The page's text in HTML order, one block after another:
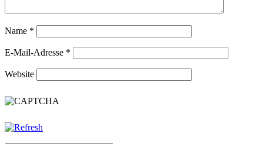
Name *
E-Mail-Adresse *
Website